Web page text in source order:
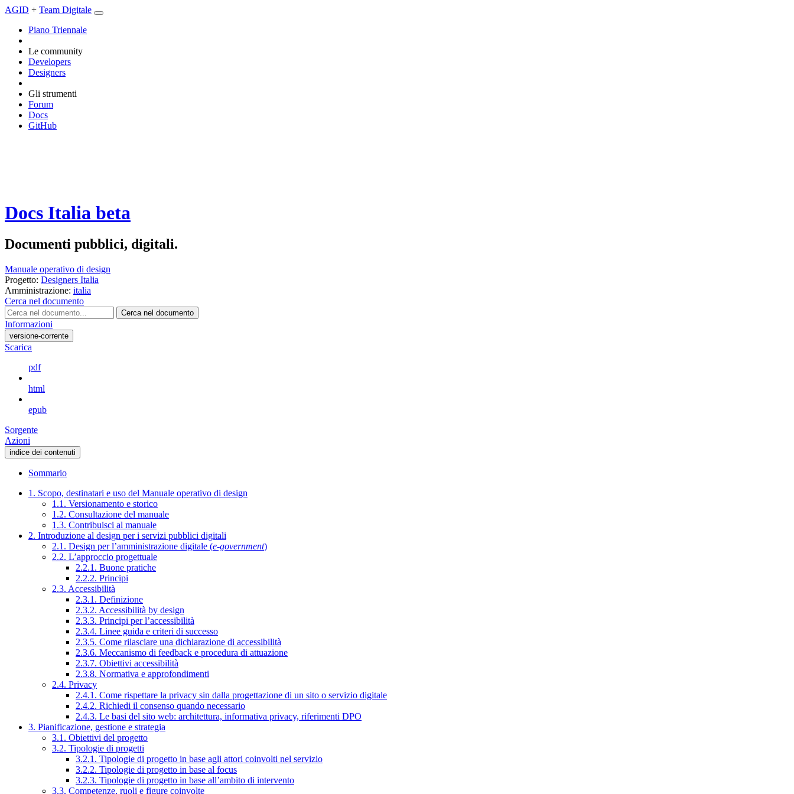
AGID + Team Digitale
Piano Triennale
Le community
Developers
Designers
Gli strumenti
Forum
Docs
GitHub
Docs Italia beta
Documenti pubblici, digitali.
Manuale operativo di design
Progetto: Designers Italia
Amministrazione: italia
Cerca nel documento
Cerca nel documento
Informazioni
versione-corrente
Scarica
pdf
html
epub
Sorgente
Azioni
indice dei contenuti
Sommario
1. Scopo, destinatari e uso del Manuale operativo di design
1.1. Versionamento e storico
1.2. Consultazione del manuale
1.3. Contribuisci al manuale
2. Introduzione al design per i servizi pubblici digitali
2.1. Design per l’amministrazione digitale (e-government)
2.2. L’approccio progettuale
2.2.1. Buone pratiche
2.2.2. Principi
2.3. Accessibilità
2.3.1. Definizione
2.3.2. Accessibilità by design
2.3.3. Principi per l’accessibilità
2.3.4. Linee guida e criteri di successo
2.3.5. Come rilasciare una dichiarazione di accessibilità
2.3.6. Meccanismo di feedback e procedura di attuazione
2.3.7. Obiettivi accessibilità
2.3.8. Normativa e approfondimenti
2.4. Privacy
2.4.1. Come rispettare la privacy sin dalla progettazione di un sito o servizio digitale
2.4.2. Richiedi il consenso quando necessario
2.4.3. Le basi del sito web: architettura, informativa privacy, riferimenti DPO
3. Pianificazione, gestione e strategia
3.1. Obiettivi del progetto
3.2. Tipologie di progetti
3.2.1. Tipologie di progetto in base agli attori coinvolti nel servizio
3.2.2. Tipologie di progetto in base al focus
3.2.3. Tipologie di progetto in base all’ambito di intervento
3.3. Competenze, ruoli e figure coinvolte